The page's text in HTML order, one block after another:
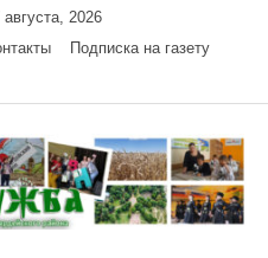
2026
Подписка на газету